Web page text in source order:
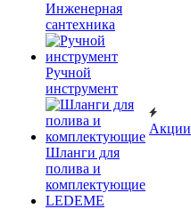
Инженерная
сантехника
Ручной
инструмент
Шланги для
полива и
комплектующие
LEDEME
Акции